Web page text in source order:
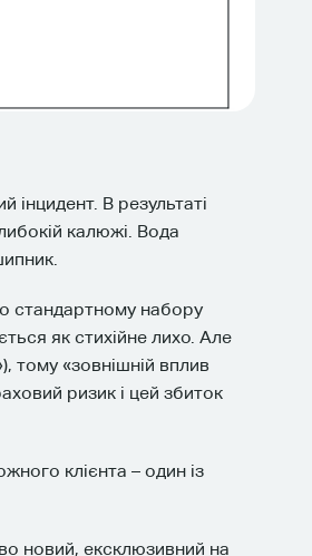
В результаті
калюжі. Вода
стандартному набору
як стихійне лихо. Але
тому «зовнішній вплив
ризик і цей збиток
клієнта – один із
новий, ексклюзивний на